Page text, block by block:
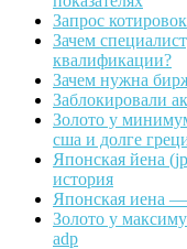
Запрос котировок
Зачем
квалификации?
Зачем нужна
Заблокировали
Золото у
сша и долге
Японская йена
история
Японская иена
Золото у
adp